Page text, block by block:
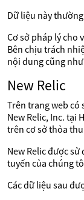
Dữ liệu này
Cơ sở pháp lý cho
Bên chịu trách
nội dung cũng
New Relic
Trên trang web có
New Relic, Inc. tại
trên cơ sở thỏa
New Relic được
tuyến của chúng
Các dữ liệu sau